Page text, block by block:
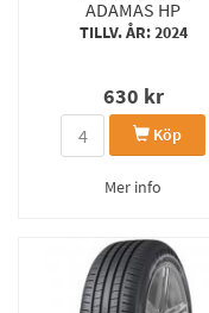
ADAMAS HP
TILLV. ÅR: 2024
630 kr
Köp
Mer info